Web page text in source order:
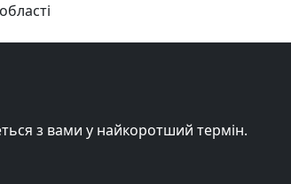
з вами у найкоротший термін.